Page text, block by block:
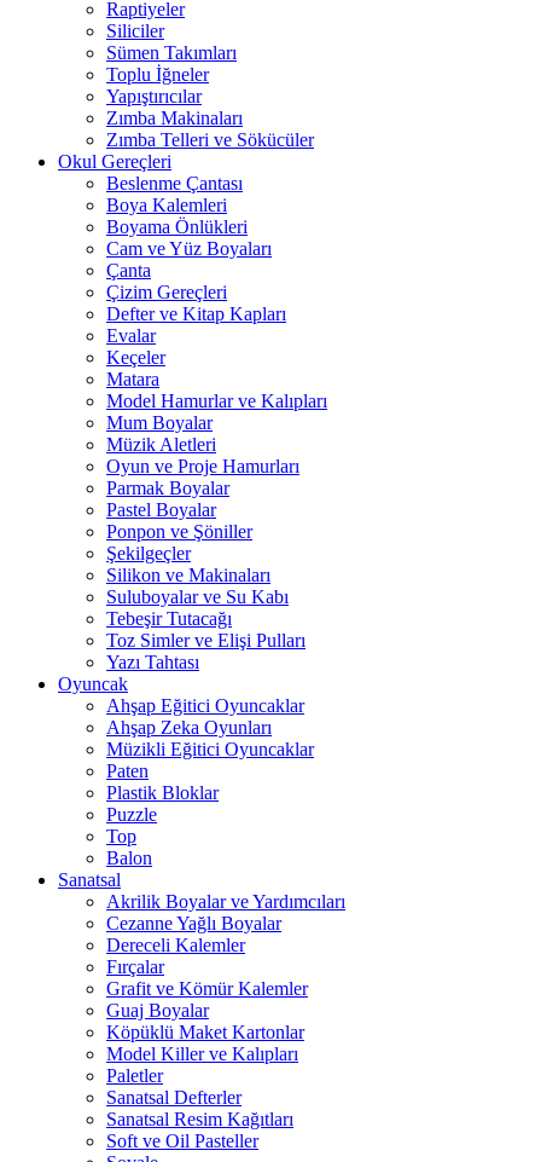
Raptiyeler
Siliciler
Sümen Takımları
Toplu İğneler
Yapıştırıcılar
Zımba Makinaları
Zımba Telleri ve Sökücüler
Okul Gereçleri
Beslenme Çantası
Boya Kalemleri
Boyama Önlükleri
Cam ve Yüz Boyaları
Çanta
Çizim Gereçleri
Defter ve Kitap Kapları
Evalar
Keçeler
Matara
Model Hamurlar ve Kalıpları
Mum Boyalar
Müzik Aletleri
Oyun ve Proje Hamurları
Parmak Boyalar
Pastel Boyalar
Ponpon ve Şöniller
Şekilgeçler
Silikon ve Makinaları
Suluboyalar ve Su Kabı
Tebeşir Tutacağı
Toz Simler ve Elişi Pulları
Yazı Tahtası
Oyuncak
Ahşap Eğitici Oyuncaklar
Ahşap Zeka Oyunları
Müzikli Eğitici Oyuncaklar
Paten
Plastik Bloklar
Puzzle
Top
Balon
Sanatsal
Akrilik Boyalar ve Yardımcıları
Cezanne Yağlı Boyalar
Dereceli Kalemler
Fırçalar
Grafit ve Kömür Kalemler
Guaj Boyalar
Köpüklü Maket Kartonlar
Model Killer ve Kalıpları
Paletler
Sanatsal Defterler
Sanatsal Resim Kağıtları
Soft ve Oil Pasteller